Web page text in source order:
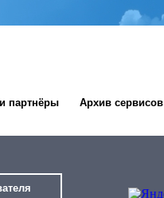
партнёры Архив сервисов